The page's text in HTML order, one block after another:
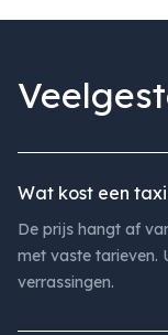
Wat kost een
De prijs hangt af
met vaste tarieven.
verrassingen.